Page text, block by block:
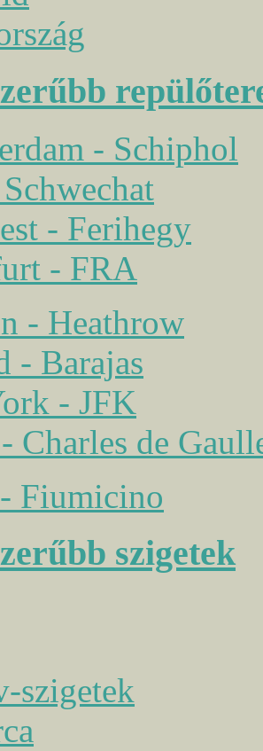
- Schiphol
- Ferihegy
- FRA
- Heathrow
- Barajas
- JFK
Charles de
Fiumicino
szigetek
szigetek